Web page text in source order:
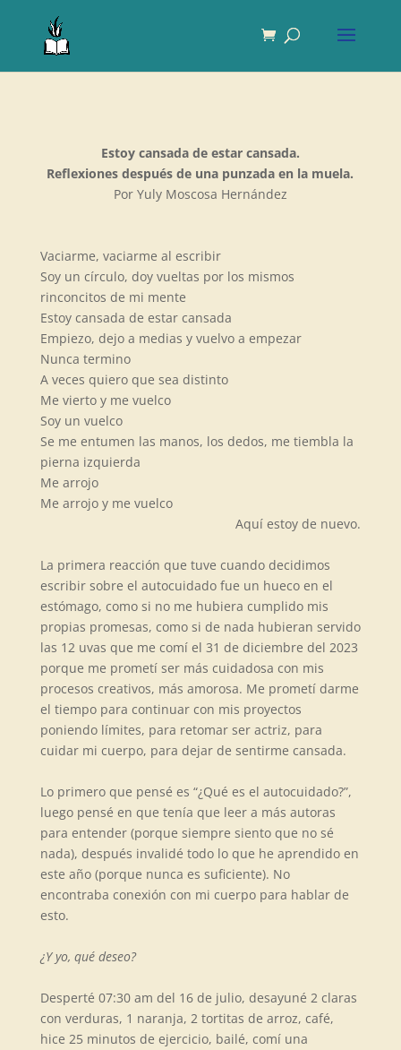
Estoy cansada de estar cansada.
Reflexiones después de una punzada en la muela.
Por Yuly Moscosa Hernández
Vaciarme, vaciarme al escribir
Soy un círculo, doy vueltas por los mismos
rinconcitos de mi mente
Estoy cansada de estar cansada
Empiezo, dejo a medias y vuelvo a empezar
Nunca termino
A veces quiero que sea distinto
Me vierto y me vuelco
Soy un vuelco
Se me entumen las manos, los dedos, me tiembla la
pierna izquierda
Me arrojo
Me arrojo y me vuelco
Aquí estoy de nuevo.
La primera reacción que tuve cuando decidimos
escribir sobre el autocuidado fue un hueco en el
estómago, como si no me hubiera cumplido mis
propias promesas, como si de nada hubieran servido
las 12 uvas que me comí el 31 de diciembre del 2023
porque me prometí ser más cuidadosa con mis
procesos creativos, más amorosa. Me prometí darme
el tiempo para continuar con mis proyectos
poniendo límites, para retomar ser actriz, para
cuidar mi cuerpo, para dejar de sentirme cansada.
Lo primero que pensé es “¿Qué es el autocuidado?”,
luego pensé en que tenía que leer a más autoras
para entender (porque siempre siento que no sé
nada), después invalidé todo lo que he aprendido en
este año (porque nunca es suficiente). No
encontraba conexión con mi cuerpo para hablar de
esto.
¿Y yo, qué deseo?
Desperté 07:30 am del 16 de julio, desayuné 2 claras
con verduras, 1 naranja, 2 tortitas de arroz, café,
hice 25 minutos de ejercicio, bailé, comí una